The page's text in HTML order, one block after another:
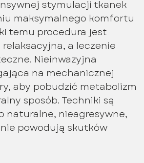
stymulacji tkanek
maksymalnego komfortu
temu procedura jest
a leczenie
Nieinwazyjna
na mechanicznej
aby pobudzić metabolizm
sposób. Techniki są
naturalne, nieagresywne,
powodują skutków